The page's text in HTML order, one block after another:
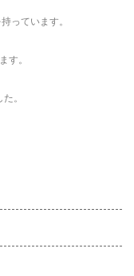
っています。
す。
。